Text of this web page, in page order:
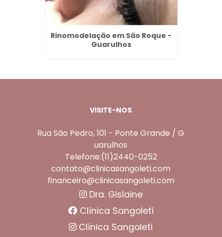
Rinomodelação em São Roque -
Guarulhos
VISITE-NOS
Rua São Pedro, 101 - Ponte Grande / G
uarulhos
Telefone:(11)2440-0252
contato@clinicasangoleti.com
financeiro@clinicasangoleti.com
Dra. Gislaine
Clínica Sangoleti
Clínica Sangoleti